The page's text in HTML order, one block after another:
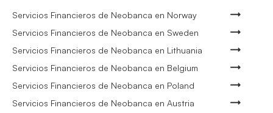
Servicios Financieros de Neobanca en Norway
Servicios Financieros de Neobanca en Sweden
Servicios Financieros de Neobanca en Lithuania
Servicios Financieros de Neobanca en Belgium
Servicios Financieros de Neobanca en Poland
Servicios Financieros de Neobanca en Austria